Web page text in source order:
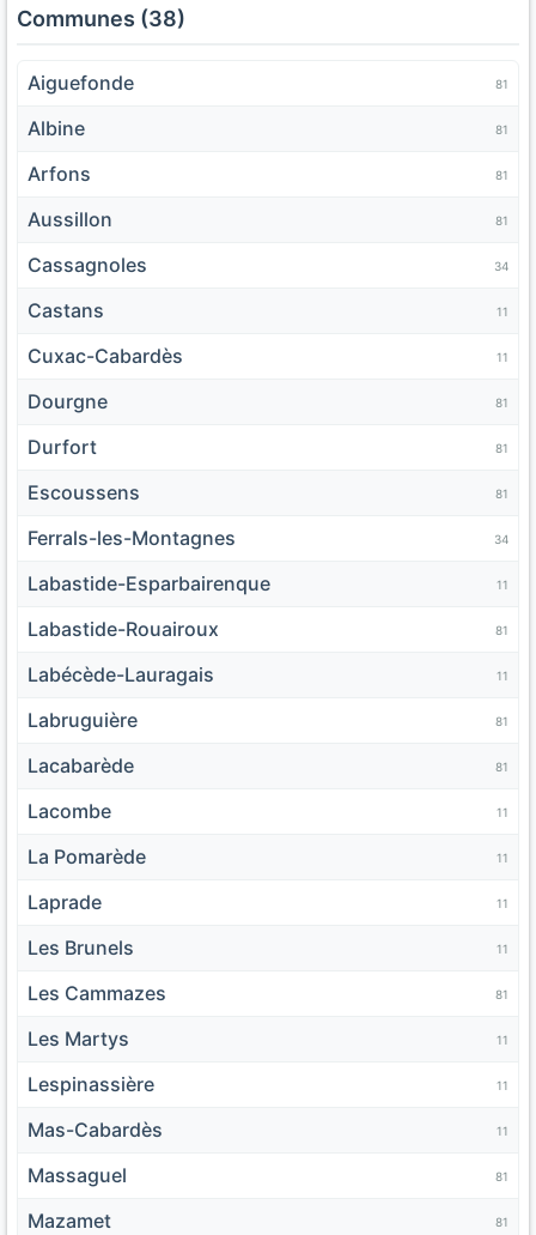
Communes (38)
Aiguefonde 81
Albine 81
Arfons 81
Aussillon 81
Cassagnoles 34
Castans 11
Cuxac-Cabardès 11
Dourgne 81
Durfort 81
Escoussens 81
Ferrals-les-Montagnes 34
Labastide-Esparbairenque 11
Labastide-Rouairoux 81
Labécède-Lauragais 11
Labruguière 81
Lacabarède 81
Lacombe 11
La Pomarède 11
Laprade 11
Les Brunels 11
Les Cammazes 81
Les Martys 11
Lespinassière 11
Mas-Cabardès 11
Massaguel 81
Mazamet 81